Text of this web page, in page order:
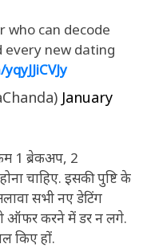
who can decode
every new dating
January
1 ब्रेकअप, 2
चाहिए. इसकी पुष्टि के
सभी नए डेटिंग
ऑफर करने में डर न लगे.
किए हों.